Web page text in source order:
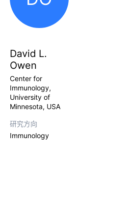
David L.
Owen
Center for
Immunology,
University of
Minnesota, USA
研究方向
Immunology